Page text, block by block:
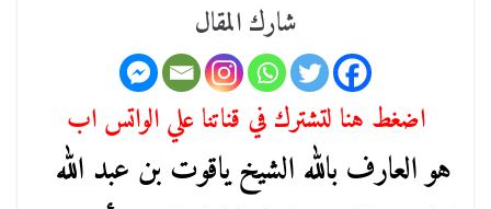
شارك المقال
اضغط هنا لتشترك في قناتنا علي الواتس اب
هو العارف بالله الشيخ ياقوت بن عبد الله